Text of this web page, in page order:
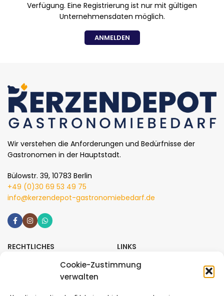
Cookie-Zustimmung
verwalten
Verfügung. Eine Registrierung ist nur mit gültigen
Unternehmensdaten möglich.
ANMELDEN
Wir verstehen die Anforderungen und Bedürfnisse der
Gastronomen in der Hauptstadt.
Bülowstr. 39, 10783 Berlin
+49 (0)30 69 53 49 75
info@kerzendepot-gastronomiebedarf.de
RECHTLICHES
LINKS
Katalog